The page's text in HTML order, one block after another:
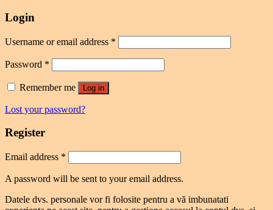
Login
Username or email address *
Password *
Remember me Log in
Lost your password?
Register
Email address *
A password will be sent to your email address.
Datele dvs. personale vor fi folosite pentru a vă imbunatati